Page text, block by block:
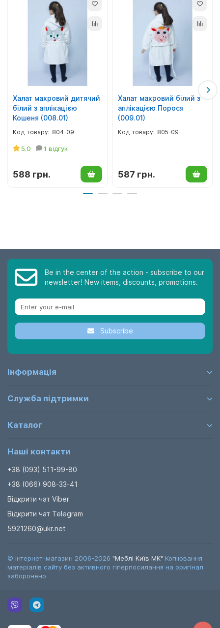
Чудовий комплект фартухів для чоловіків.
Стане незвичайним та нетривіальним подарунком на будь-
Комплект складається з двох фартухів з кишенями.
Призначений для хлопчика віком 8 - 12 літрів, а також
Тканина:бязь.
Склад:
бавовна.
Колір:блакитний, рожевий, зелений, бежевий.
Халат махровий дитячий
білий з аплікацією
Кошеня (008.01)
804-09
5.0 1 відгук
588 грн.
Халат махровий білий з
аплікацією Порося
(009.01)
805-09
587 грн.
Be in the center of the action - subscribe to our
newsletter! New items, discounts, promotions.
Subscribe
Інформація
Служба підтримки
Каталог
Наші контакти
+38 (093) 511-99-80
+38 (066) 908-33-41
Відкрити чат Viber
Відкрити чат Telegram
5921260@ukr.net
© інтернет-магазин 2006-2026 "Меблі Київ МК" Копіювання
матеріалів сайту без активного гіперпосилання на оригінал
заборонено